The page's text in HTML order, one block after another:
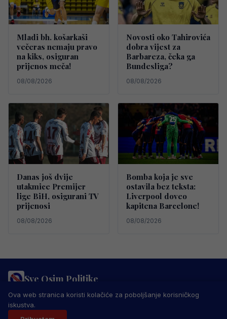
Mladi bh. košarkaši
večeras nemaju pravo
na kiks, osiguran
prijenos meča!
08/08/2026
Novosti oko Tahirovića
dobra vijest za
Barbareza, čeka ga
Bundesliga?
08/08/2026
Danas još dvije
utakmice Premijer
lige BiH, osigurani TV
prijenosi
08/08/2026
Bomba koja je sve
ostavila bez teksta:
Liverpool doveo
kapitena Barcelone!
08/08/2026
Sve Osim Politike
PRAVILA PRIVATNOSTIMARKETING USLOVI KORIŠTENJA
IMPRESSUM
© 2026 Sve Osim Politike. Sva prava zadržana.
Ova web stranica koristi kolačiće za poboljšanje korisničkog
iskustva.